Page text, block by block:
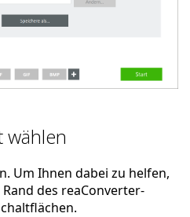
wählen
Um Ihnen dabei zu helfen,
des reaConverter-